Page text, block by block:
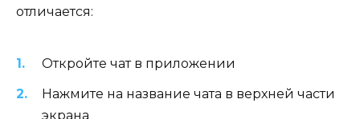
отличается:
Откройте чат в приложении
Нажмите на название чата в верхней части
экрана